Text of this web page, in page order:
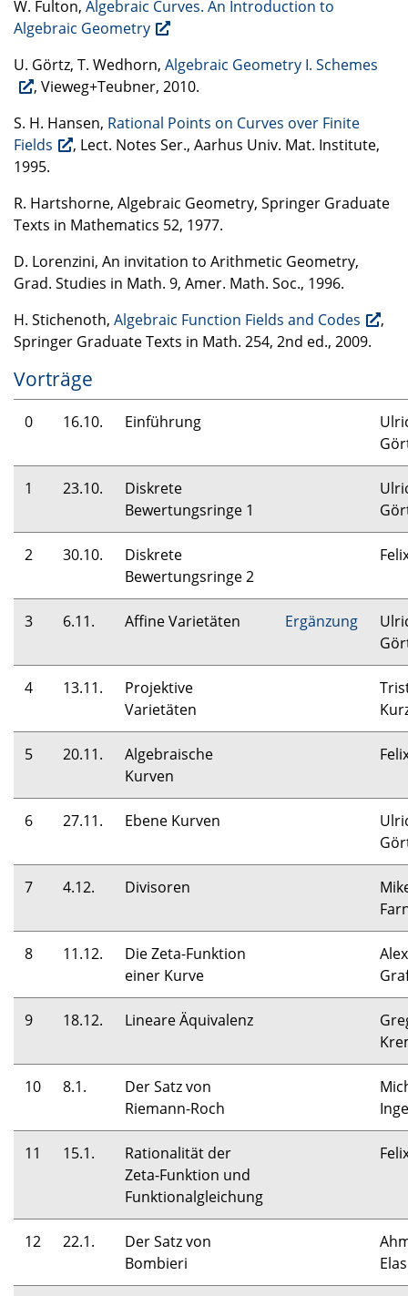
W. Fulton, Algebraic Curves. An Introduction to
Algebraic Geometry
U. Görtz, T. Wedhorn, Algebraic Geometry I. Schemes
, Vieweg+Teubner, 2010.
S. H. Hansen, Rational Points on Curves over Finite
Fields
, Lect. Notes Ser., Aarhus Univ. Mat. Institute,
1995.
R. Hartshorne, Algebraic Geometry, Springer Graduate
Texts in Mathematics 52, 1977.
D. Lorenzini, An invitation to Arithmetic Geometry,
Grad. Studies in Math. 9, Amer. Math. Soc., 1996.
H. Stichenoth, Algebraic Function Fields and Codes
,
Springer Graduate Texts in Math. 254, 2nd ed., 2009.
Vorträge
0 16.10. Einführung
1 23.10.
Diskrete
Bewertungsringe 1
2 30.10.
Diskrete
Bewertungsringe 2
3 6.11. Affine Varietäten Ergänzung
4 13.11.
Projektive
Varietäten
5 20.11.
Algebraische
Kurven
6 27.11. Ebene Kurven
7 4.12. Divisoren
8 11.12.
Die Zeta-Funktion
einer Kurve
9 18.12. Lineare Äquivalenz
10 8.1.
Der Satz von
Riemann-Roch
11 15.1.
Rationalität der
Zeta-Funktion und
Funktionalgleichung
12 22.1.
Der Satz von
Bombieri